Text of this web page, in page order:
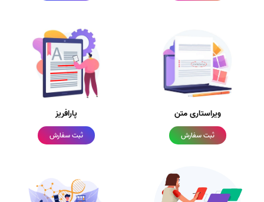
ویراستاری متن
ثبت سفارش
پارافریز
ثبت سفارش